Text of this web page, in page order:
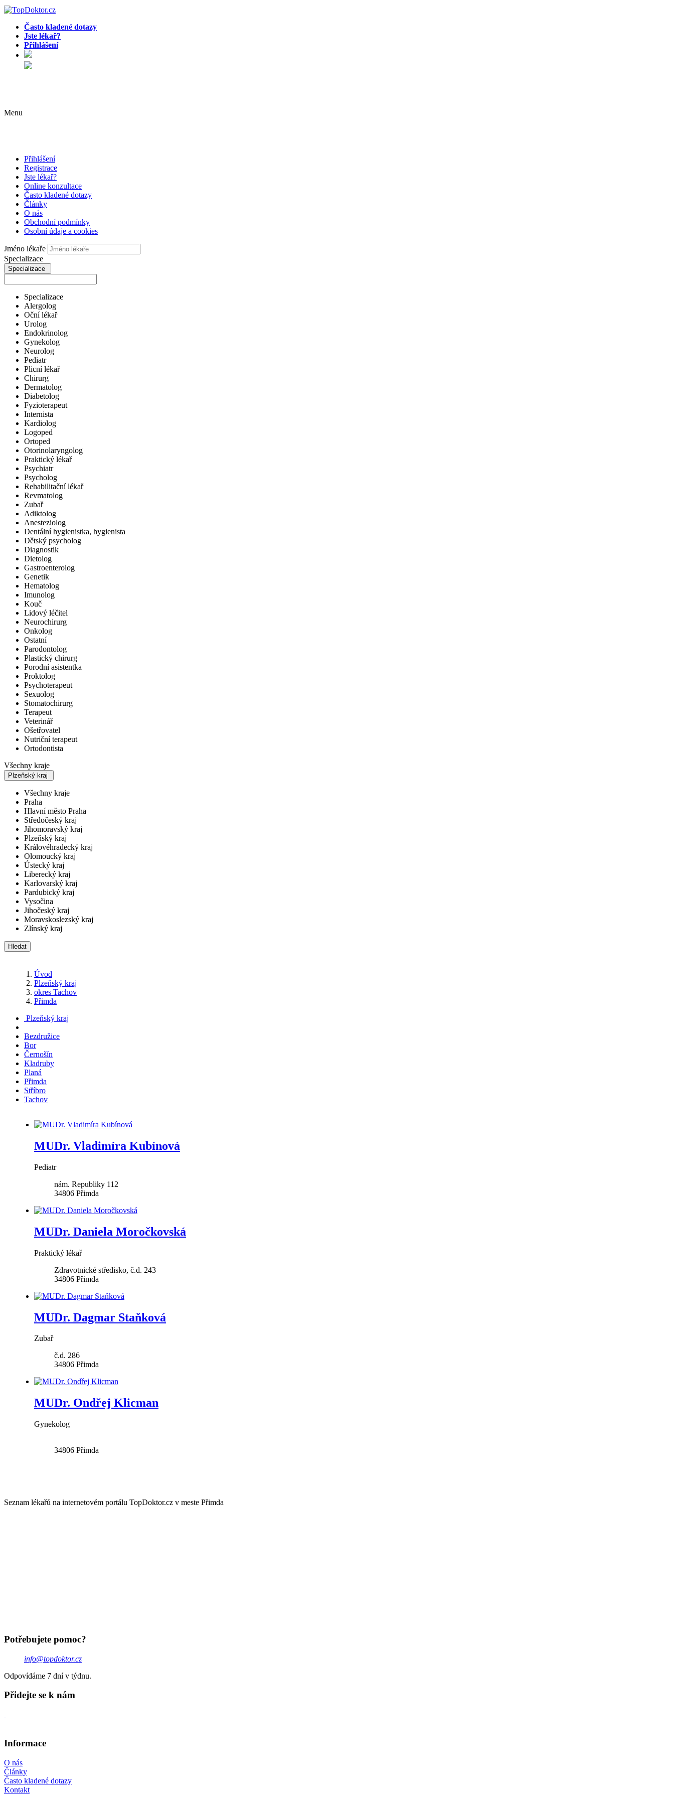
Často kladené dotazy
Jste lékař?
Přihlášení
Menu
Přihlášení
Registrace
Jste lékař?
Online konzultace
Často kladené dotazy
Články
O nás
Obchodní podmínky
Osobní údaje a cookies
Jméno lékaře
Specializace
Specializace
Specializace
Alergolog
Oční lékař
Urolog
Endokrinolog
Gynekolog
Neurolog
Pediatr
Plicní lékař
Chirurg
Dermatolog
Diabetolog
Fyzioterapeut
Internista
Kardiolog
Logoped
Ortoped
Otorinolaryngolog
Praktický lékař
Psychiatr
Psycholog
Rehabilitační lékař
Revmatolog
Zubař
Adiktolog
Anesteziolog
Dentální hygienistka, hygienista
Dětský psycholog
Diagnostik
Dietolog
Gastroenterolog
Genetik
Hematolog
Imunolog
Kouč
Lidový léčitel
Neurochirurg
Onkolog
Ostatní
Parodontolog
Plastický chirurg
Porodní asistentka
Proktolog
Psychoterapeut
Sexuolog
Stomatochirurg
Terapeut
Veterinář
Ošetřovatel
Nutriční terapeut
Ortodontista
Všechny kraje
Plzeňský kraj
Všechny kraje
Praha
Hlavní město Praha
Středočeský kraj
Jihomoravský kraj
Plzeňský kraj
Královéhradecký kraj
Olomoucký kraj
Ústecký kraj
Liberecký kraj
Karlovarský kraj
Pardubický kraj
Vysočina
Jihočeský kraj
Moravskoslezský kraj
Zlínský kraj
Hledat
Úvod
Plzeňský kraj
okres Tachov
Přimda
Plzeňský kraj
Bezdružice
Bor
Černošín
Kladruby
Planá
Přimda
Stříbro
Tachov
MUDr. Vladimíra Kubínová
Pediatr
nám. Republiky 112
34806 Přimda
MUDr. Daniela Moročkovská
Praktický lékař
Zdravotnické středisko, č.d. 243
34806 Přimda
MUDr. Dagmar Staňková
Zubař
č.d. 286
34806 Přimda
MUDr. Ondřej Klicman
Gynekolog
34806 Přimda
Seznam lékařů na internetovém portálu TopDoktor.cz v meste Přimda
Potřebujete pomoc?
info@topdoktor.cz
Odpovídáme 7 dní v týdnu.
Přidejte se k nám
Informace
O nás
Články
Často kladené dotazy
Kontakt